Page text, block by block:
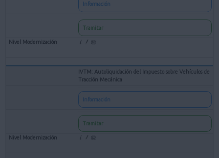
Información
Tramitar
IVTM: Autoliquidación del Impuesto sobre Vehículos de
Tracción Mecánica
Información
Tramitar